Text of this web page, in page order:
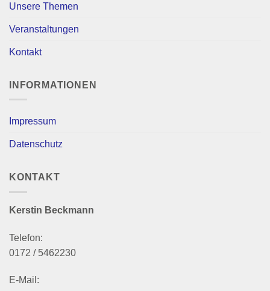
Unsere Themen
Veranstaltungen
Kontakt
INFORMATIONEN
Impressum
Datenschutz
KONTAKT
Kerstin Beckmann
Telefon:
0172 / 5462230
E-Mail: